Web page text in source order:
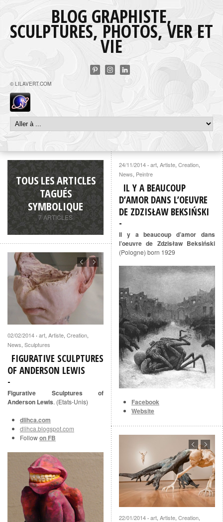
BLOG GRAPHISTE,
SCULPTURES, PHOTOS, VER ET
VIE
© LILAVERT.COM
TOUS LES ARTICLES
TAGUÉS
SYMBOLIQUE
7 ARTICLES
24/11/2014 · art, Artiste, Creation,
News, Peintre
IL Y A BEAUCOUP
D’AMOR DANS L’OEUVRE
DE ZDZISŁAW BEKSIŃSKI
Il y a beaucoup d’amor dans
l’oeuvre de Zdzisław Beksiński
(Pologne) born 1929
Facebook
Website
02/02/2014 · art, Artiste, Creation,
News, Sculptures
FIGURATIVE SCULPTURES
OF ANDERSON LEWIS
Figurative Sculptures of
Anderson Lewis. (Etats-Unis)
dlihca.com
dlihca.blogspot.com
Followon FB
22/01/2014 · art, Artiste, Creation,